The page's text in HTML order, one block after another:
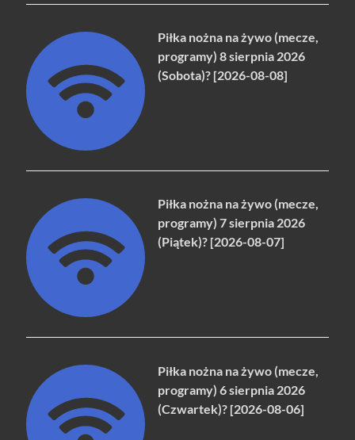
Piłka nożna na żywo (mecze,
programy) 8 sierpnia 2026
(Sobota)? [2026-08-08]
Piłka nożna na żywo (mecze,
programy) 7 sierpnia 2026
(Piątek)? [2026-08-07]
Piłka nożna na żywo (mecze,
programy) 6 sierpnia 2026
(Czwartek)? [2026-08-06]